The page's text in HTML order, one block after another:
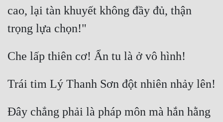
cao, lại tàn khuyết không đầy đủ, thận
Đây chẳng phải là pháp môn mà hắn hằng